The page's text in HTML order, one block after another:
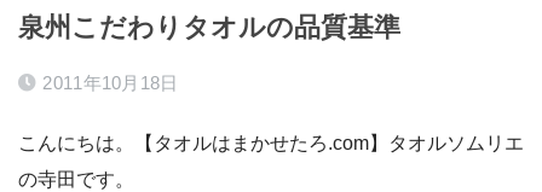
泉州こだわりタオルの品質基準
2011年10月18日
こんにちは。【タオルはまかせたろ.com】タオルソムリエ
の寺田です。